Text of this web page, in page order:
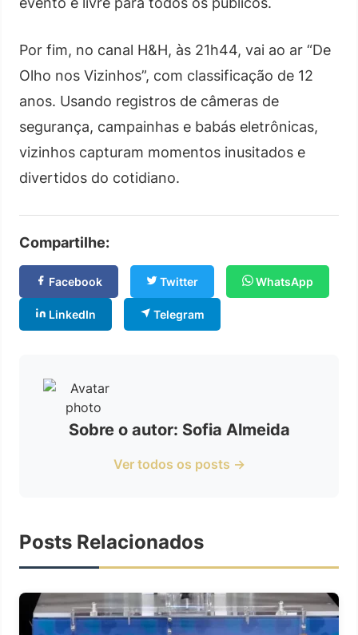
Por fim, no canal H&H, às 21h44, vai ao ar “De
Olho nos Vizinhos”, com classificação de 12
anos. Usando registros de câmeras de
segurança, campainhas e babás eletrônicas,
vizinhos capturam momentos inusitados e
divertidos do cotidiano.
Compartilhe:
Facebook Twitter WhatsApp
LinkedIn Telegram
Sobre o autor: Sofia Almeida
Ver todos os posts →
Posts Relacionados